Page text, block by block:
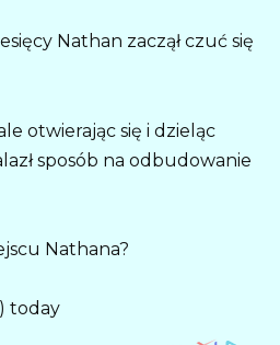
Nathan zaczął czuć się
otwierając się i dzieląc
sposób na odbudowanie
Nathana?
today